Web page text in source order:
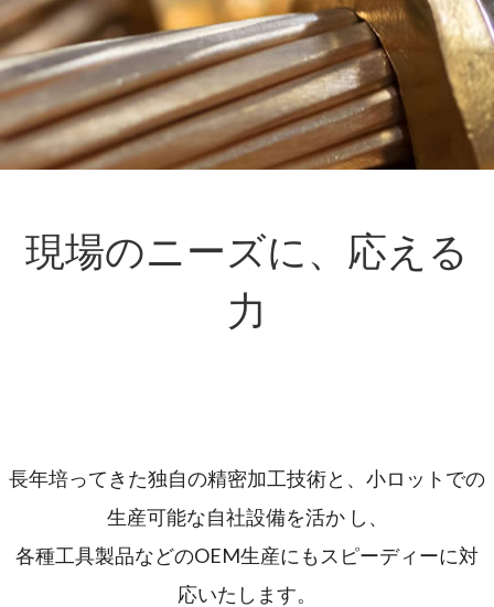
現場のニーズに、応える
力
長年培ってきた独自の精密加工技術と、小ロットでの
生産可能な自社設備を活か し、
各種工具製品などのOEM生産にもスピーディーに対
応いたします。